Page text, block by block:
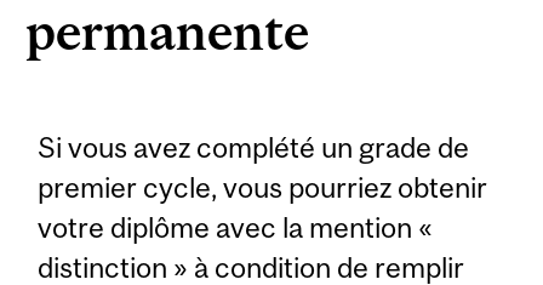
permanente
Si vous avez complété un grade de
premier cycle, vous pourriez obtenir
votre diplôme avec la mention «
distinction » à condition de remplir